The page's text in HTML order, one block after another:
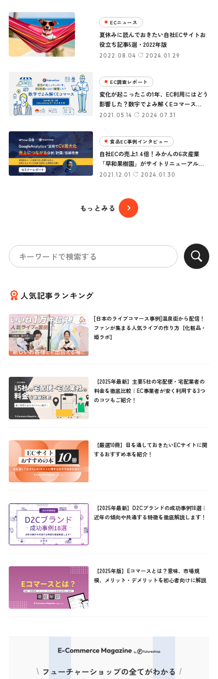
ECニュース
2022.08.04 2024.01.29
夏休みに読んでおきたい自社ECサイトお
役立ち記事5選・2022年版
EC調査レポート
2021.05.14 2024.07.31
変化が起こったこの1年、EC利用にはどう
影響した？数字でよみ解くEコマース
［2021年1月〜3月 futureshopサービスま
食品EC事例インタビュー
2021.12.01 2024.01.30
自社ECの売上1.4倍！みかんの6次産業
「早和果樹園」がサイトリニューアルに
成功した理由
もっとみる
人気記事ランキング
[日本のライブコマース事例]温泉街から配信！
ファンが集まる人気ライブの作り方【化粧品・
姫ラボ】
【2025年最新】主要5社の宅配便・宅配業者の
料金を徹底比較｜EC事業者が安く利用する3つ
のコツもご紹介！
【厳選10冊】目を通しておきたいECサイトに関
するおすすめ本を紹介！
【2025年最新】D2Cブランドの成功事例18選｜
近年の傾向や共通する特徴を徹底解説します！
【2025年版】Eコマースとは？意味、市場規
模、メリット・デメリットを初心者向けに解説